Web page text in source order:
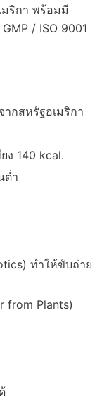
มริกา พร้อมมี
/ ISO 9001
ากสหรัฐอเมริกา
ง 140 kcal.
ต่ำ
ทำให้ขับถ่าย
from Plants)